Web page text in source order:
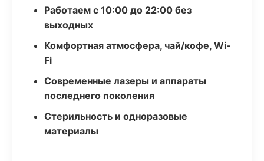
Работаем с 10:00 до 22:00 без
выходных
Комфортная атмосфера, чай/кофе, Wi-
Fi
Современные лазеры и аппараты
последнего поколения
Стерильность и одноразовые
материалы